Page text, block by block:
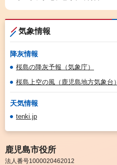
気象情報
降灰情報
桜島の降灰予報（気象庁）
桜島上空の風（鹿児島地方気象台）
天気情報
tenki.jp
鹿児島市役所
法人番号1000020462012